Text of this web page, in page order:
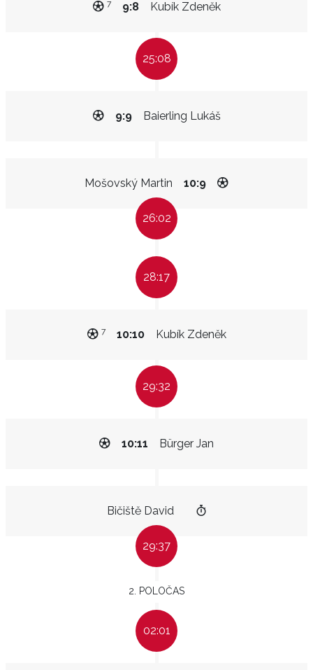
Kubík Zdeněk
9:8
7
25:08
Baierling Lukáš
9:9
Mošovský Martin 10:9
26:02
28:17
Kubík Zdeněk
10:10
7
29:32
Bürger Jan
10:11
Bičiště David
29:37
2. POLOČAS
02:01